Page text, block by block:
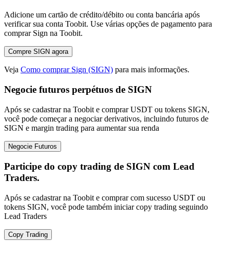
Adicione um cartão de crédito/débito ou conta bancária após
verificar sua conta Toobit. Use várias opções de pagamento para
comprar Sign na Toobit.
Compre SIGN agora
Veja Como comprar Sign (SIGN) para mais informações.
Negocie futuros perpétuos de SIGN
Após se cadastrar na Toobit e comprar USDT ou tokens SIGN,
você pode começar a negociar derivativos, incluindo futuros de
SIGN e margin trading para aumentar sua renda
Negocie Futuros
Participe do copy trading de SIGN com Lead
Traders.
Após se cadastrar na Toobit e comprar com sucesso USDT ou
tokens SIGN, você pode também iniciar copy trading seguindo
Lead Traders
Copy Trading